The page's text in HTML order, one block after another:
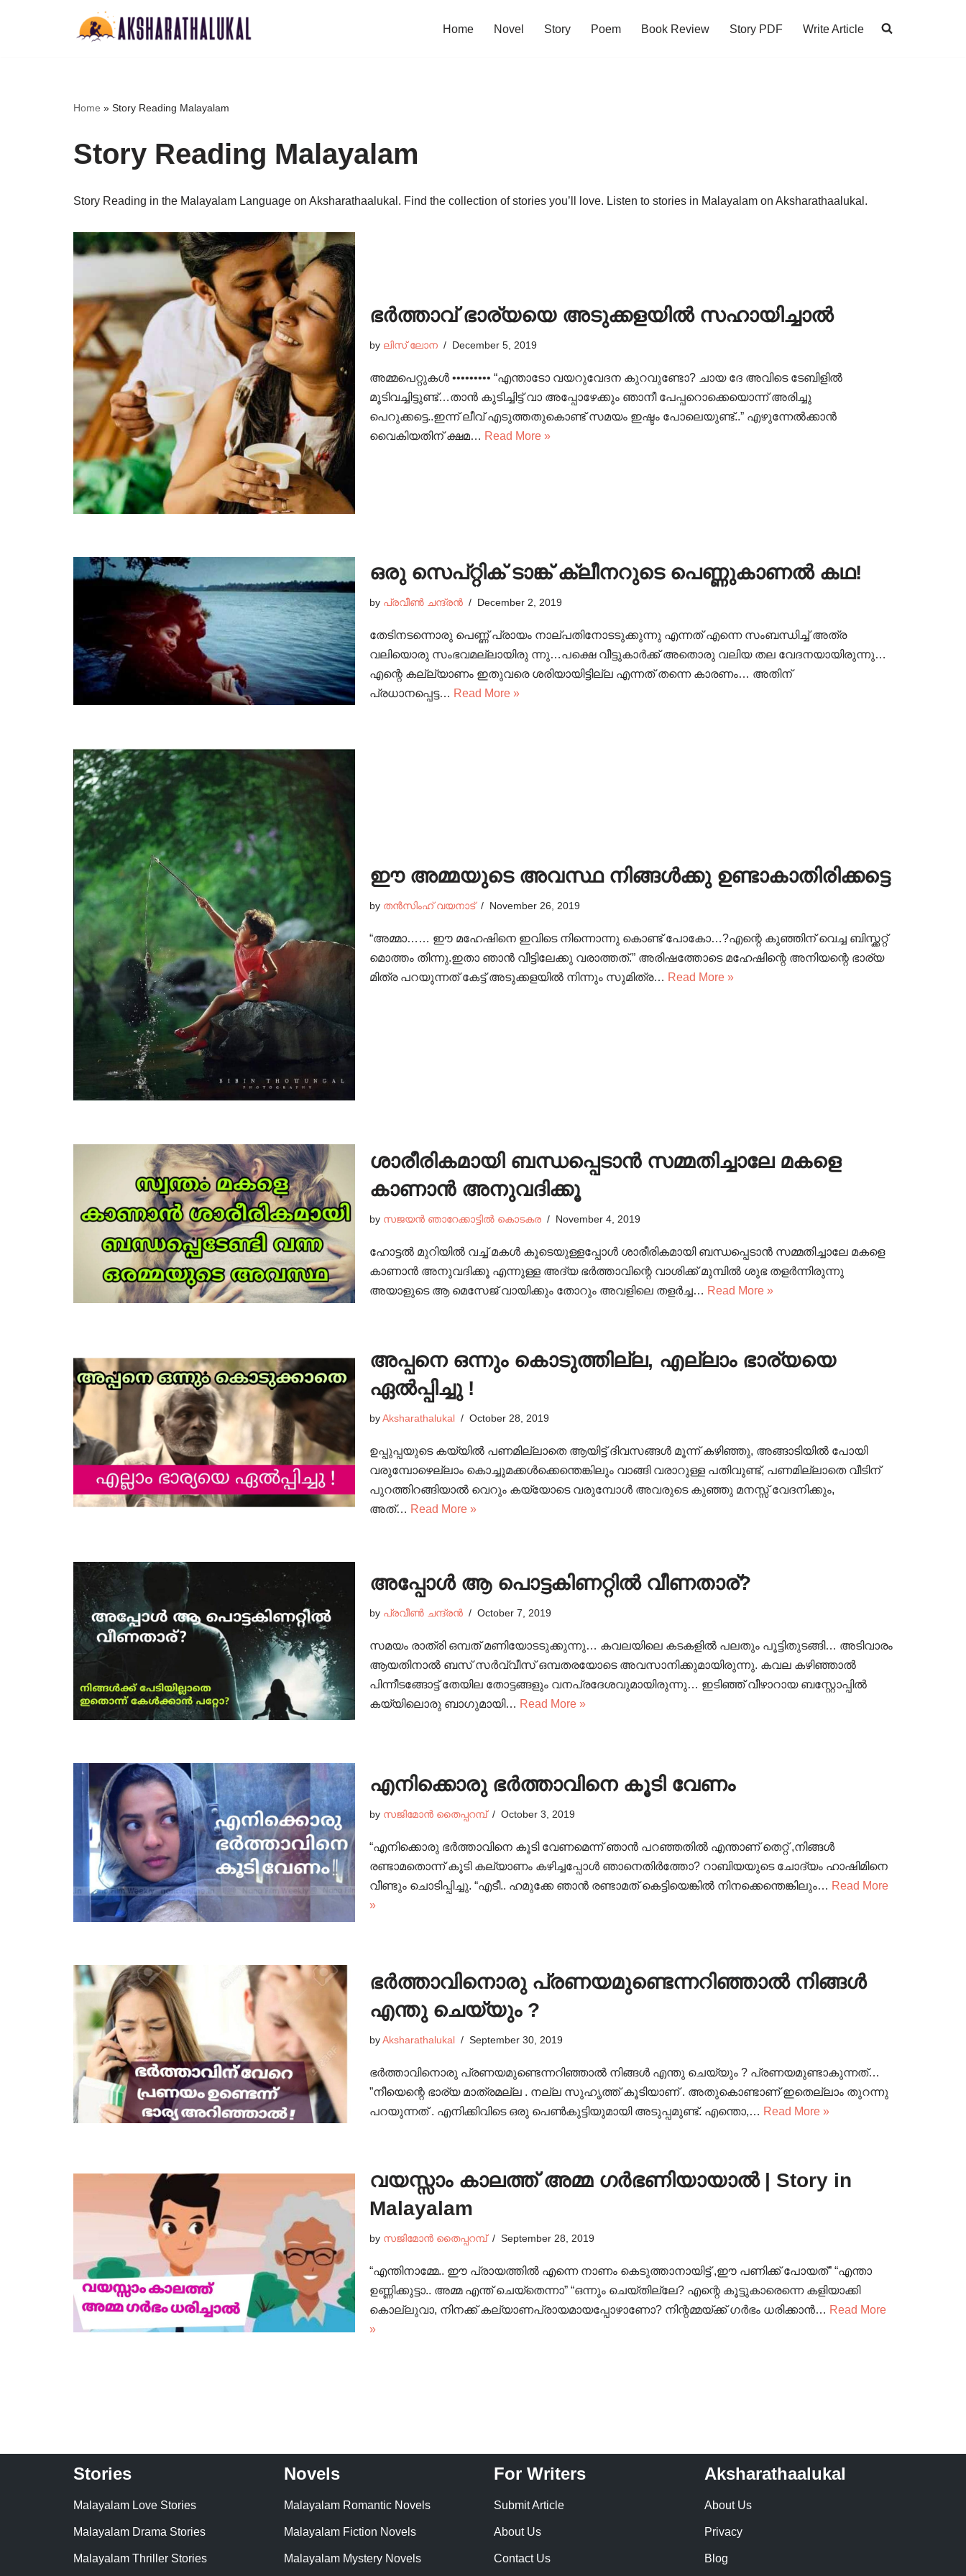
Home Novel Story Poem Book Review Story PDF Write Article
Home » Story Reading Malayalam
Story Reading Malayalam
Story Reading in the Malayalam Language on Aksharathaalukal. Find the collection of stories you’ll love. Listen to stories in Malayalam on Aksharathaalukal.
ഭർത്താവ് ഭാര്യയെ അടുക്കളയിൽ സഹായിച്ചാൽ
by ലിസ് ലോന December 5, 2019
അമ്മപെറ്റുകൾ ••••••••• “എന്താടോ വയറുവേദന കുറവുണ്ടോ? ചായ ദേ അവിടെ ടേബിളിൽ
മൂടിവച്ചിട്ടുണ്ട്…താൻ കുടിച്ചിട്ട് വാ അപ്പോഴേക്കും ഞാനീ പേപ്പറൊക്കെയൊന്ന് അരിച്ചു
പെറുക്കട്ടെ..ഇന്ന് ലീവ് എടുത്തതുകൊണ്ട് സമയം ഇഷ്ടം പോലെയുണ്ട്..” എഴുന്നേൽക്കാൻ
വൈകിയതിന് ക്ഷമ… Read More »
ഒരു സെപ്റ്റിക് ടാങ്ക് ക്ലീനറുടെ പെണ്ണുകാണൽ കഥ!
by പ്രവീൺ ചന്ദ്രൻ December 2, 2019
തേടിനടന്നൊരു പെണ്ണ് പ്രായം നാല്പതിനോടടുക്കുന്നു എന്നത് എന്നെ സംബന്ധിച്ച് അത്ര
വലിയൊരു സംഭവമല്ലായിരു ന്നു…പക്ഷെ വീട്ടുകാർക്ക് അതൊരു വലിയ തല വേദനയായിരുന്നു…
എന്റെ കല്ല്യാണം ഇതുവരെ ശരിയായിട്ടില്ല എന്നത് തന്നെ കാരണം… അതിന്
പ്രധാനപ്പെട്ട… Read More »
ഈ അമ്മയുടെ അവസ്ഥ നിങ്ങൾക്കു ഉണ്ടാകാതിരിക്കട്ടെ
by തൻസിംഹ് വയനാട് November 26, 2019
“അമ്മാ…… ഈ മഹേഷിനെ ഇവിടെ നിന്നൊന്നു കൊണ്ട് പോകോ…?എന്റെ കുഞ്ഞിന് വെച്ച ബിസ്ക്കറ്റ്
മൊത്തം തിന്നു.ഇതാ ഞാൻ വീട്ടിലേക്കു വരാത്തത്.” അരിഷത്തോടെ മഹേഷിന്റെ അനിയന്റെ ഭാര്യ
മിത്ര പറയുന്നത് കേട്ട് അടുക്കളയിൽ നിന്നും സുമിത്ര… Read More »
ശാരീരികമായി ബന്ധപ്പെടാൻ സമ്മതിച്ചാലേ മകളെ
കാണാൻ അനുവദിക്കൂ
by സജയൻ ഞാറേക്കാട്ടിൽ കൊടകര November 4, 2019
ഹോട്ടൽ മുറിയിൽ വച്ച് മകൾ കൂടെയുള്ളപ്പോൾ ശാരീരികമായി ബന്ധപ്പെടാൻ സമ്മതിച്ചാലേ മകളെ
കാണാൻ അനുവദിക്കൂ എന്നുള്ള അദ്യ ഭർത്താവിന്റെ വാശിക്ക് മുമ്പിൽ ശുഭ തളർന്നിരുന്നു
അയാളുടെ ആ മെസേജ് വായിക്കും തോറും അവളിലെ തളർച്ച… Read More »
അപ്പനെ ഒന്നും കൊടുത്തില്ല, എല്ലാം ഭാര്യയെ
ഏൽപ്പിച്ചു !
byAksharathalukal October 28, 2019
ഉപ്പുപ്പയുടെ കയ്യിൽ പണമില്ലാതെ ആയിട്ട് ദിവസങ്ങൾ മൂന്ന് കഴിഞ്ഞു, അങ്ങാടിയിൽ പോയി
വരുമ്പോഴെല്ലാം കൊച്ചുമക്കൾക്കെന്തെങ്കിലും വാങ്ങി വരാറുള്ള പതിവുണ്ട്, പണമില്ലാതെ വീടിന്
പുറത്തിറങ്ങിയാൽ വെറും കയ്യോടെ വരുമ്പോൾ അവരുടെ കുഞ്ഞു മനസ്സ് വേദനിക്കും,
അത്… Read More »
അപ്പോൾ ആ പൊട്ടകിണറ്റിൽ വീണതാര്?
by പ്രവീൺ ചന്ദ്രൻ October 7, 2019
സമയം രാത്രി ഒമ്പത് മണിയോടടുക്കുന്നു… കവലയിലെ കടകളിൽ പലതും പൂട്ടിതുടങ്ങി… അടിവാരം
ആയതിനാൽ ബസ് സർവ്വീസ് ഒമ്പതരയോടെ അവസാനിക്കുമായിരുന്നു. കവല കഴിഞ്ഞാൽ
പിന്നീടങ്ങോട്ട് തേയില തോട്ടങ്ങളും വനപ്രദേശവുമായിരുന്നു… ഇടിഞ്ഞ് വീഴാറായ ബസ്റ്റോപ്പിൽ
കയ്യിലൊരു ബാഗുമായി… Read More »
എനിക്കൊരു ഭർത്താവിനെ കൂടി വേണം
by സജിമോൻ തൈപ്പറമ്പ് October 3, 2019
“എനിക്കൊരു ഭർത്താവിനെ കൂടി വേണമെന്ന് ഞാൻ പറഞ്ഞതിൽ എന്താണ് തെറ്റ് ,നിങ്ങൾ
രണ്ടാമതൊന്ന് കൂടി കല്യാണം കഴിച്ചപ്പോൾ ഞാനെതിർത്തോ? റാബിയയുടെ ചോദ്യം ഹാഷിമിനെ
വീണ്ടും ചൊടിപ്പിച്ചു. “എടീ.. ഹമുക്കേ ഞാൻ രണ്ടാമത് കെട്ടിയെങ്കിൽ നിനക്കെന്തെങ്കിലും… Read More
»
ഭർത്താവിനൊരു പ്രണയമുണ്ടെന്നറിഞ്ഞാൽ നിങ്ങൾ
എന്തു ചെയ്യും ?
byAksharathalukal September 30, 2019
ഭർത്താവിനൊരു പ്രണയമുണ്ടെന്നറിഞ്ഞാൽ നിങ്ങൾ എന്തു ചെയ്യും ? പ്രണയമുണ്ടാകുന്നത്…
”നീയെന്റെ ഭാര്യ മാത്രമല്ല . നല്ല സുഹൃത്ത് കൂടിയാണ് . അതുകൊണ്ടാണ് ഇതെല്ലാം തുറന്നു
പറയുന്നത് . എനിക്കിവിടെ ഒരു പെൺകുട്ടിയുമായി അടുപ്പമുണ്ട്. എന്തൊ,… Read More »
വയസ്സാം കാലത്ത് അമ്മ ഗർഭണിയായാൽ | Story in
Malayalam
by സജിമോൻ തൈപ്പറമ്പ് September 28, 2019
“എന്തിനാമ്മേ.. ഈ പ്രായത്തിൽ എന്നെ നാണം കെടുത്താനായിട്ട് ,ഈ പണിക്ക് പോയത്” “എന്താ
ഉണ്ണിക്കുട്ടാ.. അമ്മ എന്ത് ചെയ്തെന്നാ” “ഒന്നും ചെയ്തില്ലേ? എന്റെ കൂട്ടുകാരെന്നെ കളിയാക്കി
കൊല്ലുവാ, നിനക്ക് കല്യാണപ്രായമായപ്പോഴാണോ? നിന്റമ്മയ്ക്ക് ഗർഭം ധരിക്കാൻ… Read More
»
Stories
Malayalam Love Stories
Malayalam Drama Stories
Malayalam Thriller Stories
Novels
Malayalam Romantic Novels
Malayalam Fiction Novels
Malayalam Mystery Novels
For Writers
Submit Article
About Us
Contact Us
Aksharathaalukal
About Us
Privacy
Blog